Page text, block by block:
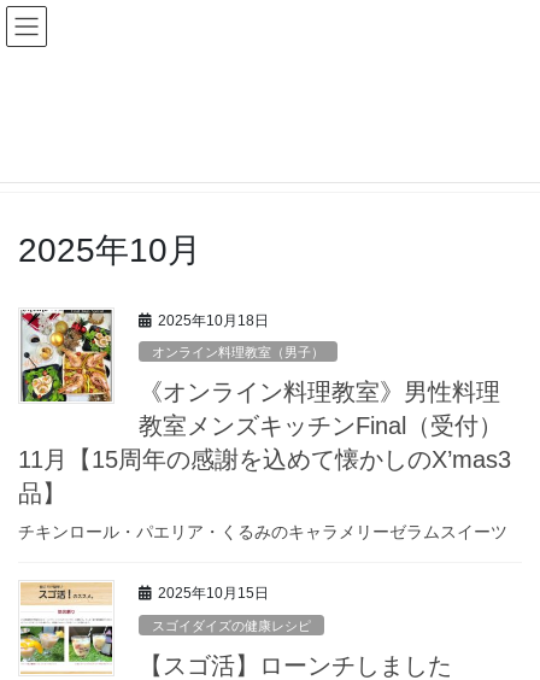
コ
ン
キ
ナ
ビ
に
2025年10月
2025年10月18日
オンライン料理教室（男子）
《オンライン料理教室》男性料理
教室メンズキッチンFinal（受付）
11月【15周年の感謝を込めて懐かしのX’mas3
品】
チキンロール・パエリア・くるみのキャラメリーゼラムスイーツ
2025年10月15日
スゴイダイズの健康レシピ
【スゴ活】ローンチしました